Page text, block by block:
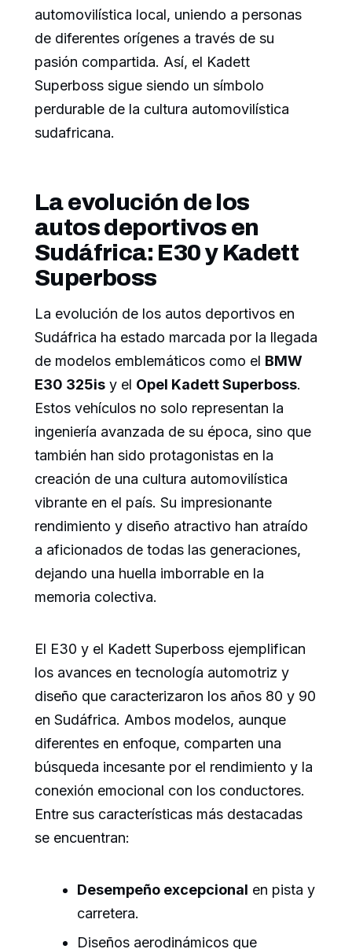
automovilística local, uniendo a personas
de diferentes orígenes a través de su
pasión compartida. Así, el Kadett
Superboss sigue siendo un símbolo
perdurable de la cultura automovilística
sudafricana.
La evolución de los
autos deportivos en
Sudáfrica: E30 y Kadett
Superboss
La evolución de los autos deportivos en
Sudáfrica ha estado marcada por la llegada
de modelos emblemáticos como el BMW
E30 325is y el Opel Kadett Superboss.
Estos vehículos no solo representan la
ingeniería avanzada de su época, sino que
también han sido protagonistas en la
creación de una cultura automovilística
vibrante en el país. Su impresionante
rendimiento y diseño atractivo han atraído
a aficionados de todas las generaciones,
dejando una huella imborrable en la
memoria colectiva.
El E30 y el Kadett Superboss ejemplifican
los avances en tecnología automotriz y
diseño que caracterizaron los años 80 y 90
en Sudáfrica. Ambos modelos, aunque
diferentes en enfoque, comparten una
búsqueda incesante por el rendimiento y la
conexión emocional con los conductores.
Entre sus características más destacadas
se encuentran:
Desempeño excepcional en pista y
carretera.
Diseños aerodinámicos que